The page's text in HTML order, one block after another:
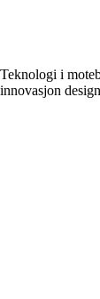
Teknologi i
innovasjon